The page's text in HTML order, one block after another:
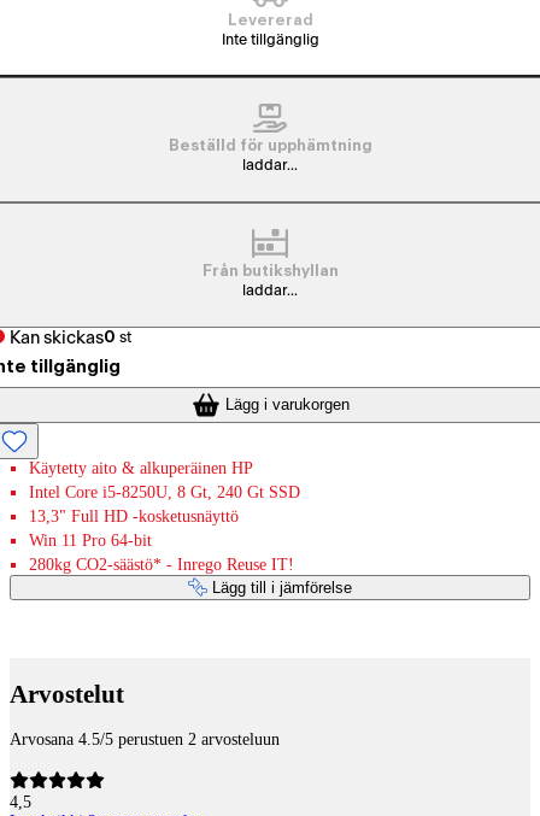
Levererad
Inte tillgänglig
Beställd för upphämtning
laddar...
Från butikshyllan
laddar...
Kan skickas0 st
tillgänglig
Lägg i varukorgen
Käytetty aito & alkuperäinen HP
Intel Core i5-8250U, 8 Gt, 240 Gt SSD
13,3" Full HD -kosketusnäyttö
Win 11 Pro 64-bit
280kg CO2-säästö* - Inrego Reuse IT!
Lägg till i jämförelse
Arvostelut
Arvosana 4.5/5 perustuen 2 arvosteluun
4,5